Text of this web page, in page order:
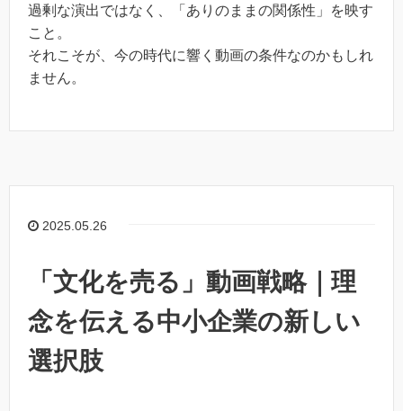
過剰な演出ではなく、「ありのままの関係性」を映す
こと。
それこそが、今の時代に響く動画の条件なのかもしれ
ません。
2025.05.26
「文化を売る」動画戦略｜理
念を伝える中小企業の新しい
選択肢